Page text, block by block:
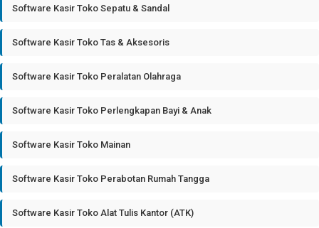
Software Kasir Toko Sepatu & Sandal
Software Kasir Toko Tas & Aksesoris
Software Kasir Toko Peralatan Olahraga
Software Kasir Toko Perlengkapan Bayi & Anak
Software Kasir Toko Mainan
Software Kasir Toko Perabotan Rumah Tangga
Software Kasir Toko Alat Tulis Kantor (ATK)